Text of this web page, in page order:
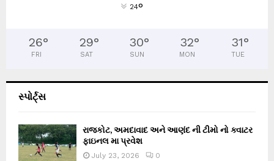
24°
26°
FRI
29°
SAT
30°
SUN
32°
MON
31°
TUE
સ્પોર્ટ્સ
રાજકોટ, અમદાવાદ અને આણંદ ની ટીમો નો ક્વાટર
ફાઇનલ મા પ્રવેશ
July 23, 2026 0